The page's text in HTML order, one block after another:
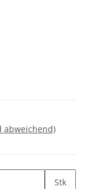
abweichend)
Stk